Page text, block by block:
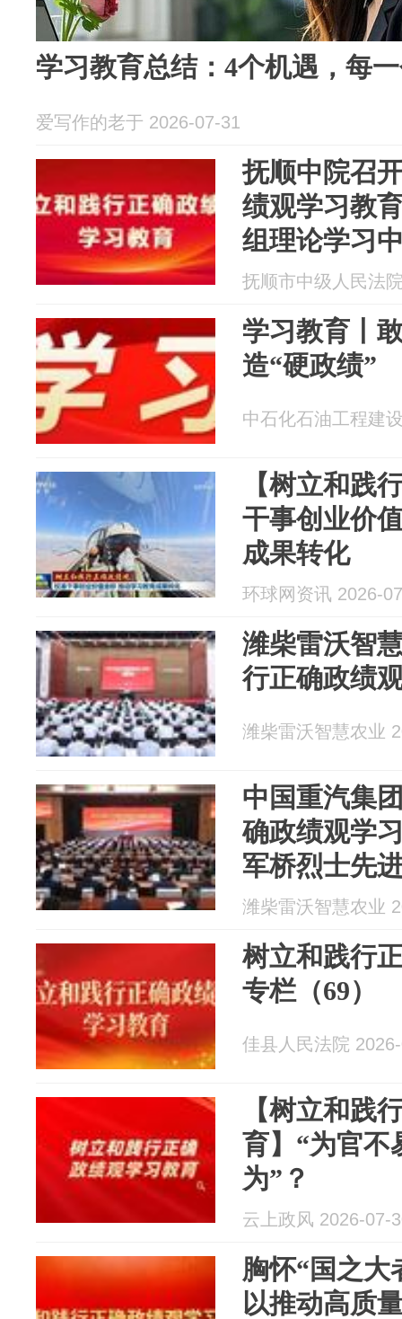
学习教育总结：4个机遇，每
爱写作的老于 2026-07-31
抚顺中院召
绩观学习教
组理论学习
会议
抚顺市中级人民法
学习教育丨
造“硬政绩”
中石化石油工程建
【树立和践
干事创业价
成果转化
环球网资讯 2026-
潍柴雷沃智
行正确政绩
潍柴雷沃智慧农业
中国重汽集
确政绩观学
军桥烈士先
潍柴雷沃智慧农业
树立和践行
专栏（69）
佳县人民法院
【树立和践
育】“为官不
为”？
云上政风 2026-07-
胸怀“国之大
以推动高质